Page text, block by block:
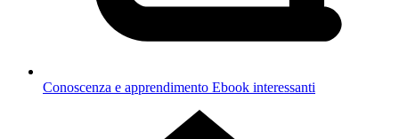
Conoscenza e apprendimento Ebook interessanti